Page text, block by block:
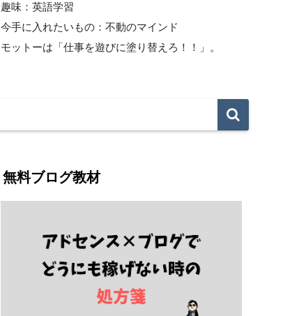
趣味：英語学習
今手に入れたいもの：不動のマインド
モットーは「仕事を遊びに塗り替えろ！！」。
無料ブログ教材